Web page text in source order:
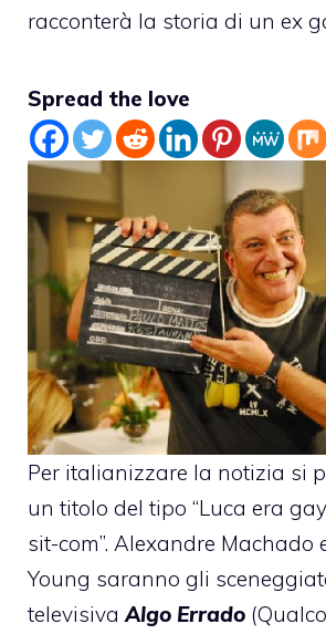
racconterà la storia di un ex
Spread the love
Per italianizzare la notizia si
un titolo del tipo “Luca era
sit-com”. Alexandre Machado
Young saranno gli
televisivaAlgo Errado